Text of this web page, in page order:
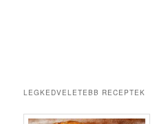
LEGKEDVELETEBB RECEPTEK